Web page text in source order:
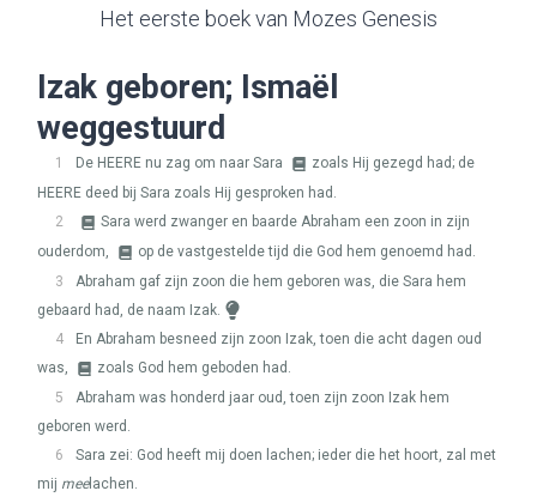
Het eerste boek van Mozes Genesis
Izak geboren; Ismaël
weggestuurd
1 De HEERE nu zag om naar Sara
zoals Hij gezegd had; de
HEERE deed bij Sara zoals Hij gesproken had.
2
Sara werd zwanger en baarde Abraham een zoon in zijn
ouderdom,
op de vastgestelde tijd die God hem genoemd had.
3
Abraham gaf zijn zoon die hem geboren was, die Sara hem
gebaard had, de naam Izak.
4
En Abraham besneed zijn zoon Izak, toen die acht dagen oud
was,
zoals God hem geboden had.
5
Abraham was honderd jaar oud, toen zijn zoon Izak hem
geboren werd.
6
Sara zei: God heeft mij doen lachen; ieder die het hoort, zal met
mij meelachen.